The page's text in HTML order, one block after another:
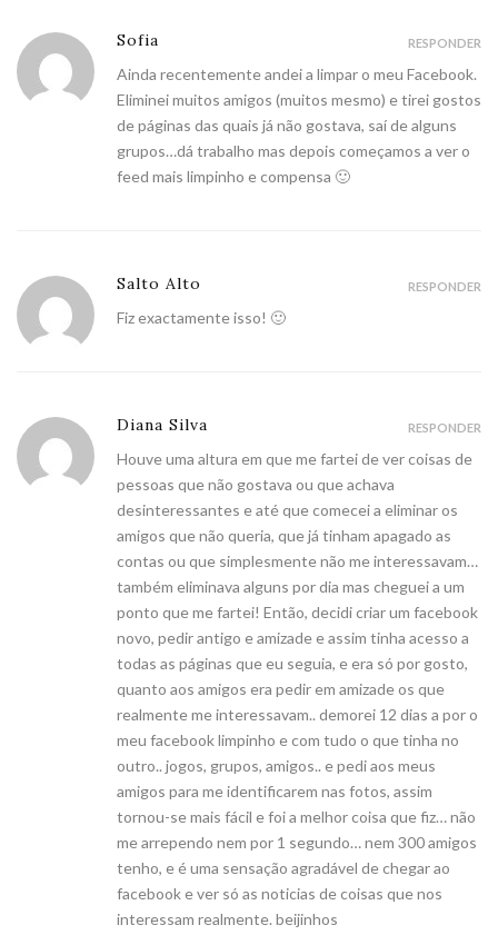
Sofia
Ainda recentemente andei a limpar o meu Facebook.
Eliminei muitos amigos (muitos mesmo) e tirei gostos
de páginas das quais já não gostava, saí de alguns
grupos…dá trabalho mas depois começamos a ver o
feed mais limpinho e compensa 🙂
RESPONDER
Salto Alto
Fiz exactamente isso! 🙂
RESPONDER
Diana Silva
Houve uma altura em que me fartei de ver coisas de
pessoas que não gostava ou que achava
desinteressantes e até que comecei a eliminar os
amigos que não queria, que já tinham apagado as
contas ou que simplesmente não me interessavam…
também eliminava alguns por dia mas cheguei a um
ponto que me fartei! Então, decidi criar um facebook
novo, pedir antigo e amizade e assim tinha acesso a
todas as páginas que eu seguia, e era só por gosto,
quanto aos amigos era pedir em amizade os que
realmente me interessavam.. demorei 12 dias a por o
meu facebook limpinho e com tudo o que tinha no
outro.. jogos, grupos, amigos.. e pedi aos meus
amigos para me identificarem nas fotos, assim
tornou-se mais fácil e foi a melhor coisa que fiz… não
me arrependo nem por 1 segundo… nem 300 amigos
tenho, e é uma sensação agradável de chegar ao
facebook e ver só as noticias de coisas que nos
interessam realmente. beijinhos
RESPONDER